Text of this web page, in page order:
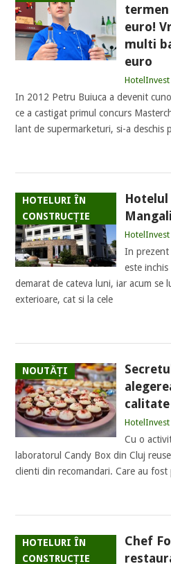
termen
euro!
multi
euro
HotelInvest
In 2012 Petru Buiuca a devenit
ce a castigat primul concurs
lant de supermarketuri, si-a deschis
HOTELURI ÎN
CONSTRUCȚIE
HotelInvest
In prezent
este
demarat de cateva luni, iar acum se
exterioare, cat si la cele
NOUTĂȚI
calitate
HotelInvest
Cu o
laboratorul Candy Box din Cluj
clienti din recomandari. Care au
HOTELURI ÎN
CONSTRUCȚIE
Chef